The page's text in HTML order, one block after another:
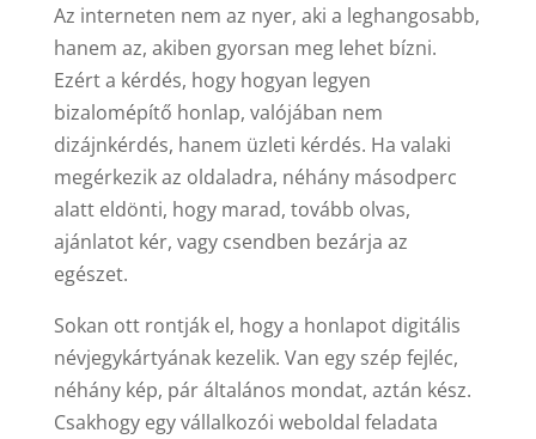
Az interneten nem az nyer, aki a leghangosabb,
hanem az, akiben gyorsan meg lehet bízni.
Ezért a kérdés, hogy hogyan legyen
bizalomépítő honlap, valójában nem
dizájnkérdés, hanem üzleti kérdés. Ha valaki
megérkezik az oldaladra, néhány másodperc
alatt eldönti, hogy marad, tovább olvas,
ajánlatot kér, vagy csendben bezárja az
egészet.
Sokan ott rontják el, hogy a honlapot digitális
névjegykártyának kezelik. Van egy szép fejléc,
néhány kép, pár általános mondat, aztán kész.
Csakhogy egy vállalkozói weboldal feladata